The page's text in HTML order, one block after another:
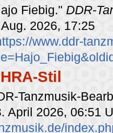
Fiebig." DDR-
2026, 17:25
www.ddr-
Stil
Tanzmusik-
April 2026, 06:51